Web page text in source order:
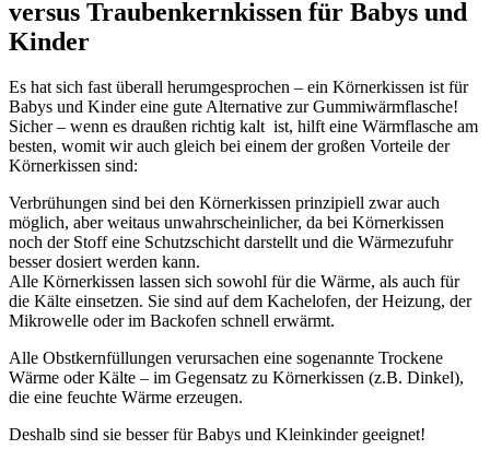
versus Traubenkernkissen für Babys und
Kinder
Es hat sich fast überall herumgesprochen – ein Körnerkissen ist für
Babys und Kinder eine gute Alternative zur Gummiwärmflasche!
Sicher – wenn es draußen richtig kalt ist, hilft eine Wärmflasche am
besten, womit wir auch gleich bei einem der großen Vorteile der
Körnerkissen sind:
Verbrühungen sind bei den Körnerkissen prinzipiell zwar auch
möglich, aber weitaus unwahrscheinlicher, da bei Körnerkissen
noch der Stoff eine Schutzschicht darstellt und die Wärmezufuhr
besser dosiert werden kann.
Alle Körnerkissen lassen sich sowohl für die Wärme, als auch für
die Kälte einsetzen. Sie sind auf dem Kachelofen, der Heizung, der
Mikrowelle oder im Backofen schnell erwärmt.
Alle Obstkernfüllungen verursachen eine sogenannte Trockene
Wärme oder Kälte – im Gegensatz zu Körnerkissen (z.B. Dinkel),
die eine feuchte Wärme erzeugen.
Deshalb sind sie besser für Babys und Kleinkinder geeignet!